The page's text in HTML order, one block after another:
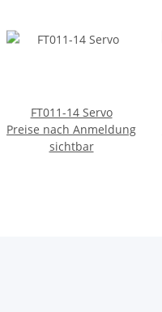
FT011-14 Servo
Preise nach Anmeldung
sichtbar